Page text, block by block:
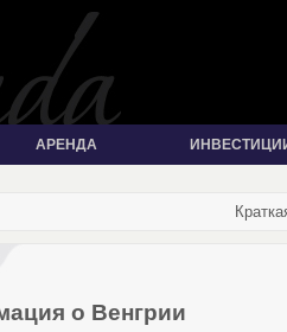
АРЕНДА
о Венгрии